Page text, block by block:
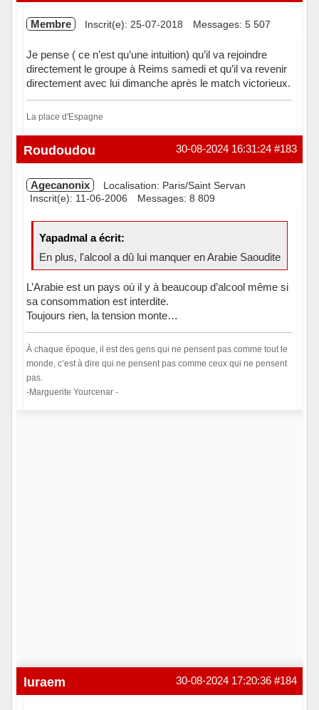
Membre Inscrit(e): 25-07-2018 Messages: 5 507
Je pense ( ce n’est qu’une intuition) qu’il va rejoindre
directement le groupe à Reims samedi et qu’il va revenir
directement avec lui dimanche après le match victorieux.
La place d'Espagne
Hors ligne #183
30-08-2024 16:31:24
Roudoudou
Agecanonix
Localisation: Paris/Saint Servan
Inscrit(e): 11-06-2006
Messages: 8 809
Yapadmal a écrit:
En plus, l'alcool a dû lui manquer en Arabie Saoudite
L’Arabie est un pays où il y à beaucoup d’alcool même si
sa consommation est interdite.
Toujours rien, la tension monte…
À chaque époque, il est des gens qui ne pensent pas comme tout le
monde, c’est à dire qui ne pensent pas comme ceux qui ne pensent
pas.
-Marguerite Yourcenar -
#184
30-08-2024 17:20:36
luraem